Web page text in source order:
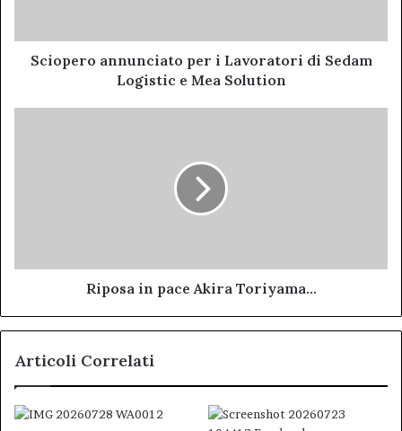
e
MeaSciopero annunciato per i Lavoratori di Sedam
Logistic e Mea Solution
Riposa in pace Akira Toriyama...
Articoli Correlati